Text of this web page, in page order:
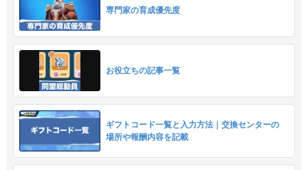
専門家の育成優先度
お役立ちの記事一覧
ギフトコード一覧と入力方法｜交換センターの
場所や報酬内容を記載